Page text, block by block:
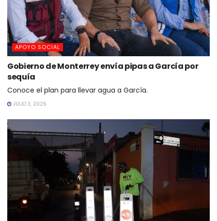
APOYO SOCIAL
Gobierno de Monterrey envía pipas a García por
sequía
Conoce el plan para llevar agua a García.
JULIO 3, 2026